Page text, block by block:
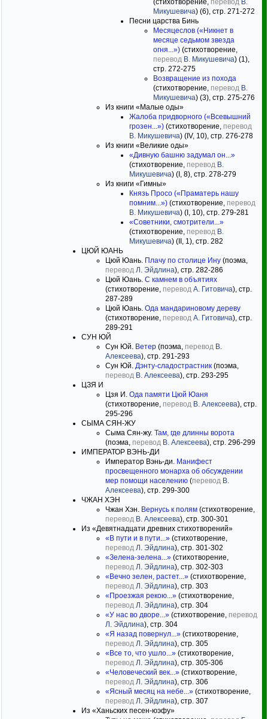
(стихотворение, перевод В.
Микушевича) (6), стр. 271-272
Песни царства Бинь
Месяцеслов («Никнет в
месяце седьмом звезда
огня...») (стихотворение,
перевод В. Микушевича) (1),
стр. 272-275
Возвращение из похода
(стихотворение, перевод В.
Микушевича) (3), стр. 275-276
Из книги «Малые оды»
Жалоба придворного («Всевышний
грозен...») (стихотворение, перевод
В. Микушевича) (IV, 10), стр. 276-278
Из книги «Великие оды»
«Дивную башню задумал он...»
(стихотворение, перевод В.
Микушевича) (I, 8), стр. 278-279
Из книги «Гимны»
Князь Просо («Праматерь нашу
помним...») (стихотворение, перевод
В. Микушевича) (I, 10), стр. 279-281
«Советники, смотрители...»
(стихотворение, перевод В.
Микушевича) (II, 1), стр. 282
ЦЮЙ ЮАНЬ
Цюй Юань. Плачу по столице Ину (поэма,
перевод Л. Эйдлина), стр. 282-286
Цюй Юань. С камнем в объятиях
(стихотворение, перевод А. Гитовича), стр.
287-289
Цюй Юань. Ода мандариновому дереву
(стихотворение, перевод А. Гитовича), стр.
289-291
СУН ЮЙ
Сун Юй. Ветер (поэма, перевод В.
Алексеева), стр. 291-293
Сун Юй. Дэнту-сладострастник (поэма,
перевод В. Алексеева), стр. 293-295
ЦЗЯ И
Цзя И. Ода памяти Цюй Юаня
(стихотворение, перевод В. Алексеева), стр.
295-296
СЫМА СЯН-ЖУ
Сыма Сян-жу. Там, где длинны ворота
(поэма, перевод В. Алексеева), стр. 296-299
ИМПЕРАТОР ВЭНЬ-ДИ
Император Вэнь-ди. Манифест
просвещенного монарха об обсуждении
мер помощи населению (перевод В.
Алексеева), стр. 299-300
ЧЖАН ХЭН
Чжан Хэн. Вернусь к полям (стихотворение,
перевод В. Алексеева), стр. 300-301
Из «Девятнадцати древних стихотворений»
«В пути и в пути...» (стихотворение,
перевод Л. Эйдлина), стр. 301-302
«Зелена-зелена...» (стихотворение,
перевод Л. Эйдлина), стр. 302-303
«Вечно зелен, растет...» (стихотворение,
перевод Л. Эйдлина), стр. 303
«Проезжая рекою...» (стихотворение,
перевод Л. Эйдлина), стр. 304
«У нас во дворе...» (стихотворение, перевод
Л. Эйдлина), стр. 304
«Я назад повернул...» (стихотворение,
перевод Л. Эйдлина), стр. 305
«Все то, что ушло...» (стихотворение,
перевод Л. Эйдлина), стр. 305-306
«Человеческий век...» (стихотворение,
перевод Л. Эйдлина), стр. 306
«Ясный месяц на небе...» (стихотворение,
перевод Л. Эйдлина), стр. 307
Из «Ханьских песен-юэфу»